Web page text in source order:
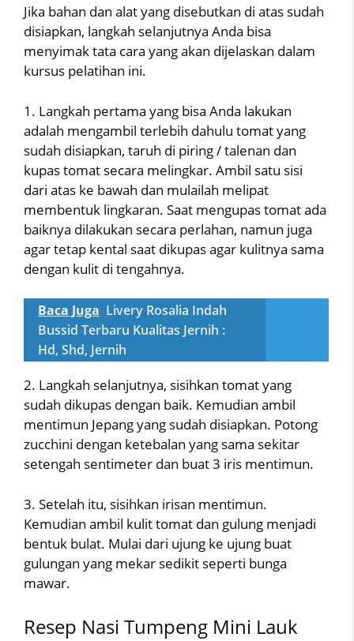
Jika bahan dan alat yang disebutkan di atas sudah
disiapkan, langkah selanjutnya Anda bisa
menyimak tata cara yang akan dijelaskan dalam
kursus pelatihan ini.
1. Langkah pertama yang bisa Anda lakukan
adalah mengambil terlebih dahulu tomat yang
sudah disiapkan, taruh di piring / talenan dan
kupas tomat secara melingkar. Ambil satu sisi
dari atas ke bawah dan mulailah melipat
membentuk lingkaran. Saat mengupas tomat ada
baiknya dilakukan secara perlahan, namun juga
agar tetap kental saat dikupas agar kulitnya sama
dengan kulit di tengahnya.
Baca Juga Livery Rosalia Indah
Bussid Terbaru Kualitas Jernih :
Hd, Shd, Jernih
2. Langkah selanjutnya, sisihkan tomat yang
sudah dikupas dengan baik. Kemudian ambil
mentimun Jepang yang sudah disiapkan. Potong
zucchini dengan ketebalan yang sama sekitar
setengah sentimeter dan buat 3 iris mentimun.
3. Setelah itu, sisihkan irisan mentimun.
Kemudian ambil kulit tomat dan gulung menjadi
bentuk bulat. Mulai dari ujung ke ujung buat
gulungan yang mekar sedikit seperti bunga
mawar.
Resep Nasi Tumpeng Mini Lauk